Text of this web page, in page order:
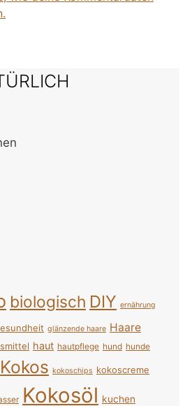
biologisch DIY ernährung
glänzende haare Haare
haut hautpflege hund hunde
Kokos kokoschips kokoscreme
Kokosöl kuchen